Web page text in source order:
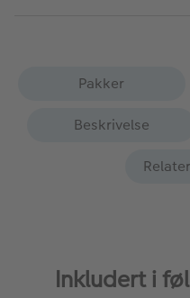
Pakker
Beskrivelse
Inkludert i